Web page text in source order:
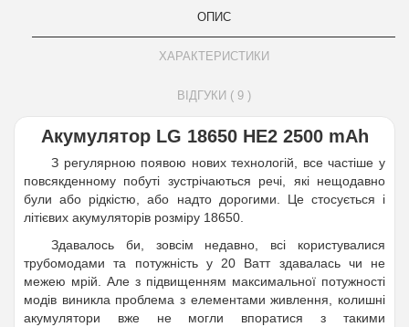
ОПИС
ХАРАКТЕРИСТИКИ
ВІДГУКИ ( 9 )
Акумулятор LG 18650 HE2 2500 mAh
З регулярною появою нових технологій, все частіше у
повсякденному побуті зустрічаються речі, які нещодавно
були або рідкістю, або надто дорогими. Це стосується і
літієвих акумуляторів розміру 18650.
Здавалось би, зовсім недавно, всі користувалися
трубомодами та потужність у 20 Ватт здавалась чи не
межею мрій. Але з підвищенням максимальної потужності
модів виникла проблема з елементами живлення, колишні
акумулятори вже не могли впоратися з такими